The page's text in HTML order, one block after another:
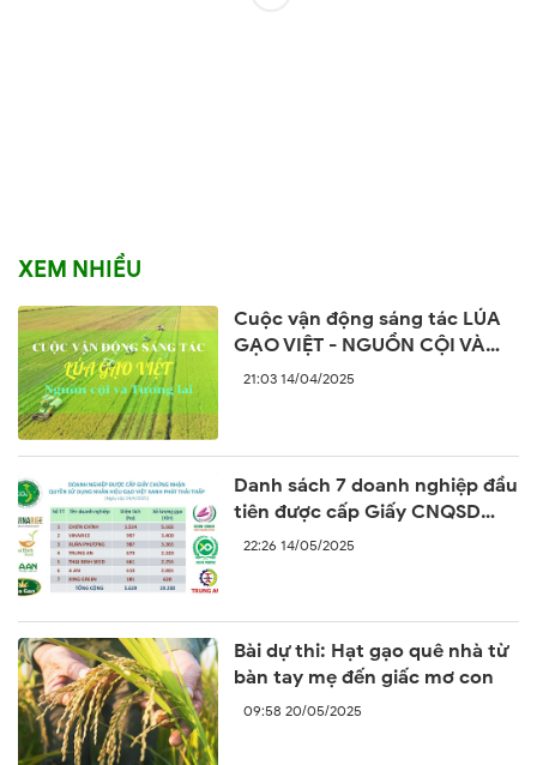
XEM NHIỀU
Cuộc vận động sáng tác LÚA
GẠO VIỆT - NGUỒN CỘI VÀ
TƯƠNG LAI
21:03 14/04/2025
Danh sách 7 doanh nghiệp đầu
tiên được cấp Giấy CNQSD
nhãn hiệu “Gạo Việt xanh phát
22:26 14/05/2025
Bài dự thi: Hạt gạo quê nhà từ
bàn tay mẹ đến giấc mơ con
09:58 20/05/2025